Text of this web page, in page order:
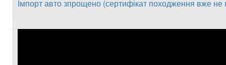
Імпорт авто зпрощено (сертифікат походження вже не